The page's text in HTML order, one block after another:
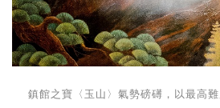
鎮館之寶〈玉山〉氣勢磅礡，以最高難